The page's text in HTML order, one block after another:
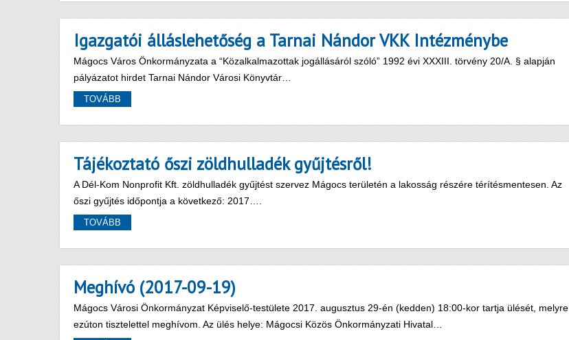
Igazgatói álláslehetőség a Tarnai Nándor VKK Intézménybe
Mágocs Város Önkormányzata a “Közalkalmazottak jogállásáról szóló” 1992 évi XXXIII. törvény 20/A. § alapján
pályázatot hirdet Tarnai Nándor Városi Könyvtár…
TOVÁBB
Tájékoztató őszi zöldhulladék gyűjtésről!
A Dél-Kom Nonprofit Kft. zöldhulladék gyűjtést szervez Mágocs területén a lakosság részére térítésmentesen. Az
őszi gyűjtés időpontja a következő: 2017….
TOVÁBB
Meghívó (2017-09-19)
Mágocs Városi Önkormányzat Képviselő-testülete 2017. augusztus 29-én (kedden) 18:00-kor tartja ülését, melyre
ezúton tisztelettel meghívom. Az ülés helye: Mágocsi Közös Önkormányzati Hivatal…